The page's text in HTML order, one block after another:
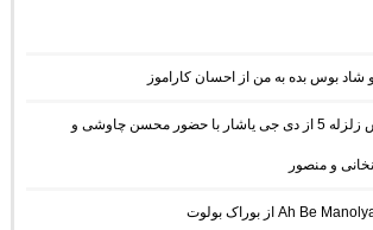
و شاد بوس بده به من از احسان کاراموز
دانلود آهنگ ریمیکس زلزله 5 از دی جی یاشار با حضور محسن چاوشی و
و منصور